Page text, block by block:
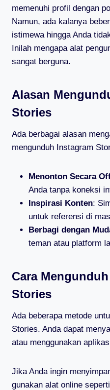
memenuhi profil dengan
Namun, ada kalanya
istimewa hingga Anda
Inilah mengapa alat
sangat berguna.
Alasan
Stories
Ada berbagai alasan
mengunduh Instagram
Menonton Secara
Anda tanpa koneksi
Inspirasi Konten:
untuk referensi di
Berbagi dengan
teman atau platform
Cara
Stories
Ada beberapa metode
Stories. Anda dapat
atau menggunakan
Jika Anda ingin
gunakan alat online seperti